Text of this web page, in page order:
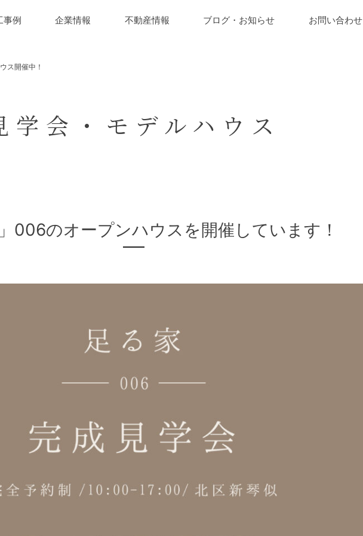
事例 企業情報 不動産情報 ブログ・お知らせ お問い合わせ
ス開催中！
学会・モデルハウス
006のオープンハウスを開催しています！